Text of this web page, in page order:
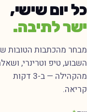
כל יום שישי,
ישר לתיבה.
מבחר מהכתבות הטובות
השבוע, טיפ וטרינרי,
מהקהילה — ב-3 דקות
קריאה.